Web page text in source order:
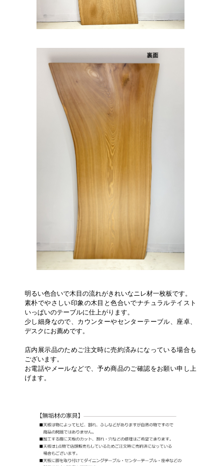
明るい色合いで木目の流れがきれいなニレ材一枚板です。
素朴でやさしい印象の木目と色合いでナチュラルテイスト
いっぱいのテーブルに仕上がります。
少し細身なので、カウンターやセンターテーブル、座卓、
デスクにお薦めです。
店内展示品のためご注文時に売約済みになっている場合も
ございます。
お電話やメールなどで、予め商品のご確認をお願い申し上
げます。